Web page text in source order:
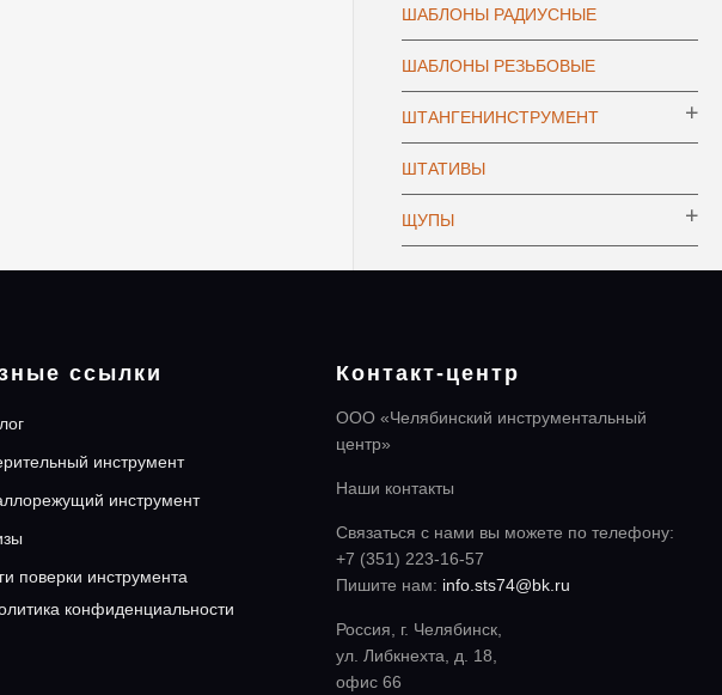
ШАБЛОНЫ РАДИУСНЫЕ
ШАБЛОНЫ РЕЗЬБОВЫЕ
ШТАНГЕНИНСТРУМЕНТ
ШТАТИВЫ
ЩУПЫ
ссылки
инструмент
инструмент
поверки инструмента
конфиденциальности
Контакт-центр
ООО «Челябинский инструментальный
центр»
Наши контакты
Связаться с нами вы можете по телефону:
+7 (351) 223-16-57
Пишите нам: info.sts74@bk.ru
Россия, г. Челябинск,
ул. Либкнехта, д. 18,
офис 66